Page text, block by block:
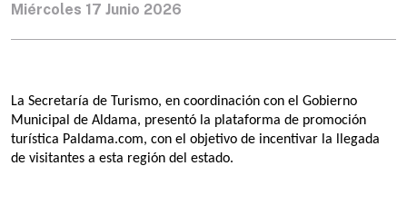
Miércoles 17 Junio 2026
La Secretaría de Turismo, en coordinación con el Gobierno
Municipal de Aldama, presentó la plataforma de promoción
turística Paldama.com, con el objetivo de incentivar la llegada
de visitantes a esta región del estado.